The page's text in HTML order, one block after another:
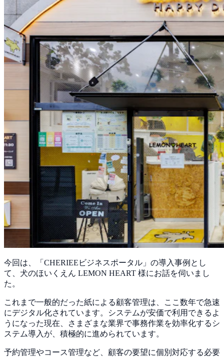
今回は、「CHERIEEビジネスポータル」の導入事例とし
て、犬のほいくえん LEMON HEART 様にお話を伺いまし
た。
これまで一般的だった紙による顧客管理は、ここ数年で急速
にデジタル化されています。システムが安価で利用できるよ
うになった現在、さまざまな業界で事務作業を効率化するシ
ステム導入が、積極的に進められています。
予約管理やコース管理など、顧客の要望に個別対応する必要